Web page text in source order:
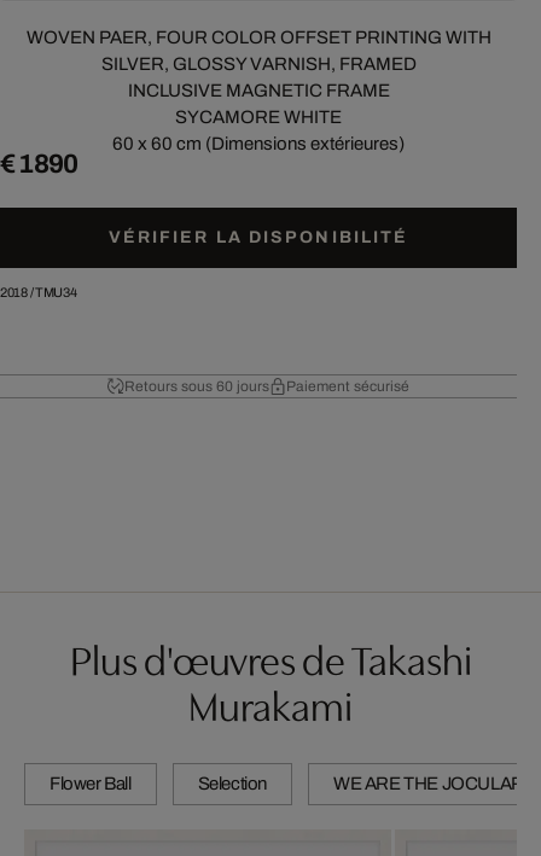
WOVEN PAER, FOUR COLOR OFFSET PRINTING WITH
SILVER, GLOSSY VARNISH, FRAMED
INCLUSIVE MAGNETIC FRAME
SYCAMORE WHITE
60 x 60 cm (Dimensions extérieures)
€ 1 890
VÉRIFIER LA DISPONIBILITÉ
2018/TMU34
Retours sous 60 jours Paiement sécurisé
Plus d'œuvres de Takashi
Murakami
Flower Ball Selection WE ARE THE JOCULAR